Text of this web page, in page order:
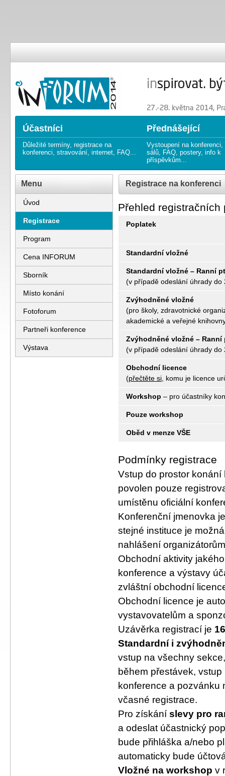
20th annual CONFERENCE
Účastníci
Důležité termíny, registrace na
konferenci, stravování, internet, FAQ...
Přednášející
Vystoupení na
sálů, FAQ, postery, info k
příspěvkům...
Menu
Úvod
Registrace
Program
Cena INFORUM
Sborník
Místo konání
Fotoforum
Partneři konference
Výstava
Registrace na konferenci
Přehled registračních
Poplatek
Standardní vložné
Standardní vložné – Ranní
(v případě odeslání úhrady do
Zvýhodněné vložné
(pro školy, zdravotnické
akademické a veřejné
Zvýhodněné vložné – Ranní
(v případě odeslání úhrady do
Obchodní licence
(přečtěte si , komu je licence
Workshop – pro účastníky
Pouze workshop
Oběd v menze VŠE
Podmínky registrace
Vstup do prostor
povolen pouze
umístěnu oficiální
Konferenční jmenovka
stejné instituce je
nahlášení
Obchodní aktivity
konference a výstavy
zvláštní obchodní
Obchodní licence je
vystavovatelům a
Uzávěrka registrací je
Standardní i
vstup na všechny
během přestávek,
konference a pozvánku
včasné registrace.
Pro získání slevy pro
a odeslat účastnický
bude přihláška a/nebo
automaticky bude
Vložné na workshop v